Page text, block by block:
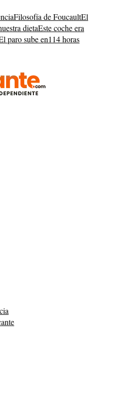
Filosofía de FoucaultEl
dietaEste coche era
paro sube en114 horas